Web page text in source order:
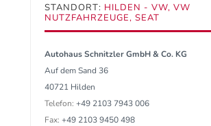
STANDORT: HILDEN - VW, VW
NUTZFAHRZEUGE, SEAT
Autohaus Schnitzler GmbH & Co. KG
Auf dem Sand 36
40721 Hilden
Telefon: +49 2103 7943 006
Fax: +49 2103 9450 498